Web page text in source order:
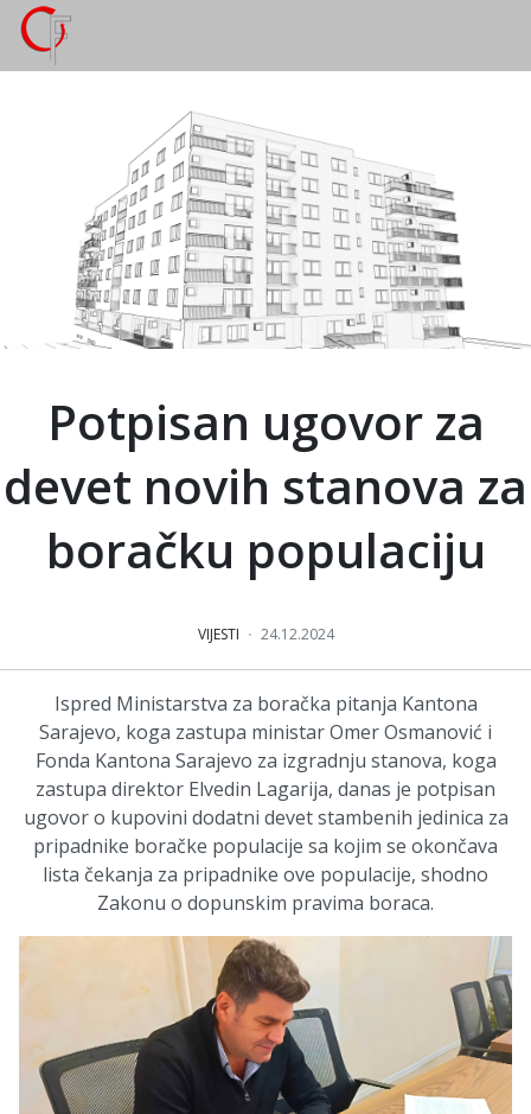
Potpisan ugovor za
devet novih stanova za
boračku populaciju
VIJESTI 24.12.2024
Ispred Ministarstva za boračka pitanja Kantona
Sarajevo, koga zastupa ministar Omer Osmanović i
Fonda Kantona Sarajevo za izgradnju stanova, koga
zastupa direktor Elvedin Lagarija, danas je potpisan
ugovor o kupovini dodatni devet stambenih jedinica za
pripadnike boračke populacije sa kojim se okončava
lista čekanja za pripadnike ove populacije, shodno
Zakonu o dopunskim pravima boraca.